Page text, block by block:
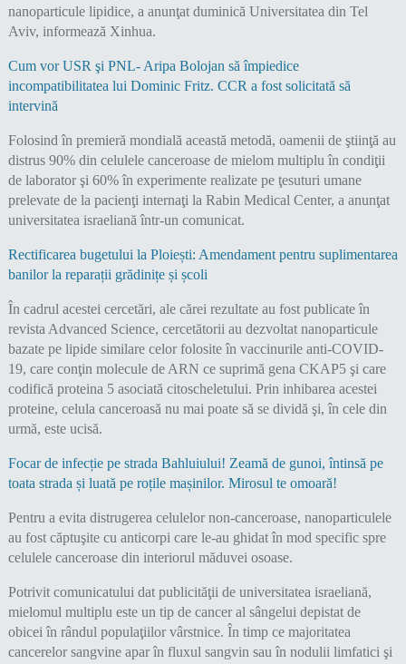
nanoparticule lipidice, a anunţat duminică Universitatea din Tel
Aviv, informează Xinhua.
Cum vor USR şi PNL- Aripa Bolojan să împiedice
incompatibilitatea lui Dominic Fritz. CCR a fost solicitată să
intervină
Folosind în premieră mondială această metodă, oamenii de ştiinţă au
distrus 90% din celulele canceroase de mielom multiplu în condiţii
de laborator şi 60% în experimente realizate pe ţesuturi umane
prelevate de la pacienţi internaţi la Rabin Medical Center, a anunţat
universitatea israeliană într-un comunicat.
Rectificarea bugetului la Ploiești: Amendament pentru suplimentarea
banilor la reparații grădinițe și școli
În cadrul acestei cercetări, ale cărei rezultate au fost publicate în
revista Advanced Science, cercetătorii au dezvoltat nanoparticule
bazate pe lipide similare celor folosite în vaccinurile anti-COVID-
19, care conţin molecule de ARN ce suprimă gena CKAP5 şi care
codifică proteina 5 asociată citoscheletului. Prin inhibarea acestei
proteine, celula canceroasă nu mai poate să se dividă şi, în cele din
urmă, este ucisă.
Focar de infecție pe strada Bahluiului! Zeamă de gunoi, întinsă pe
toata strada și luată pe roțile mașinilor. Mirosul te omoară!
Pentru a evita distrugerea celulelor non-canceroase, nanoparticulele
au fost căptuşite cu anticorpi care le-au ghidat în mod specific spre
celulele canceroase din interiorul măduvei osoase.
Potrivit comunicatului dat publicităţii de universitatea israeliană,
mielomul multiplu este un tip de cancer al sângelui depistat de
obicei în rândul populaţiilor vârstnice. În timp ce majoritatea
cancerelor sangvine apar în fluxul sangvin sau în nodulii limfatici şi